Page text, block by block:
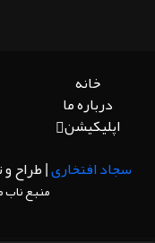
خانه
درباره ما
اپلیکیشن
سجاد افتخاری| طراح
منبع